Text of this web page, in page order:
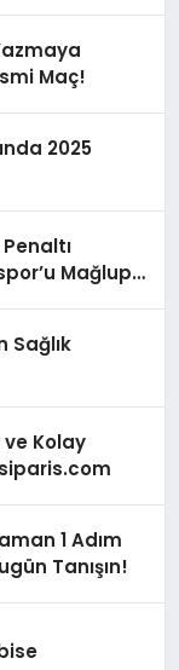
Maç!
2025
Mağlup
Sağlık
Kolay
1 Adım
Tanışın!